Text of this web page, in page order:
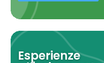
Esperienze